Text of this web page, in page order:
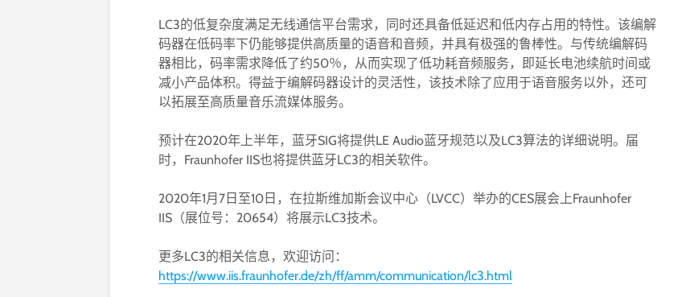
LC3的低复杂度满足无线通信平台需求，同时还具备低延迟和低内存占用的特性。该编解
码器在低码率下仍能够提供高质量的语音和音频，并具有极强的鲁棒性。与传统编解码
器相比，码率需求降低了约50％，从而实现了低功耗音频服务，即延长电池续航时间或
减小产品体积。得益于编解码器设计的灵活性，该技术除了应用于语音服务以外，还可
以拓展至高质量音乐流媒体服务。
预计在2020年上半年，蓝牙SIG将提供LE Audio蓝牙规范以及LC3算法的详细说明。届
时，Fraunhofer IIS也将提供蓝牙LC3的相关软件。
2020年1月7日至10日，在拉斯维加斯会议中心（LVCC）举办的CES展会上Fraunhofer
IIS（展位号：20654）将展示LC3技术。
更多LC3的相关信息，欢迎访问：
https://www.iis.fraunhofer.de/zh/ff/amm/communication/lc3.html